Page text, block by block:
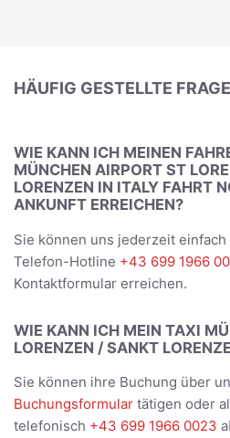
HÄUFIG GESTELLTE
WIE KANN ICH MEINEN
MÜNCHEN AIRPORT ST
LORENZEN IN ITALY FAHRT
ANKUNFT ERREICHEN?
Sie können uns jederzeit
Telefon-Hotline +43 699 1966
Kontaktformular erreichen.
WIE KANN ICH MEIN TAXI
LORENZEN / SANKT
Sie können ihre Buchung über
Buchungsformular tätigen oder
telefonisch +43 699 1966 0023